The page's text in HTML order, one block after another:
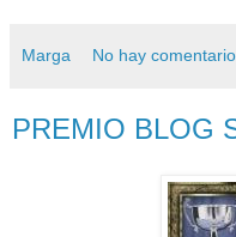
Marga No hay
PREMIO BLOG